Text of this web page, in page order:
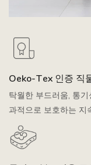
Oeko-Tex 인증 직
탁월한 부드러움, 통
과적으로 보호하는 지